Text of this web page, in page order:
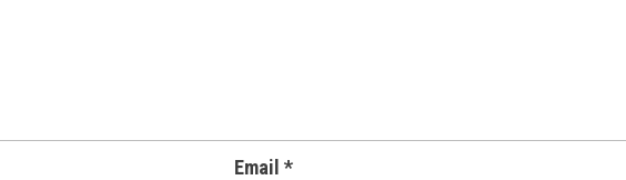
Email *